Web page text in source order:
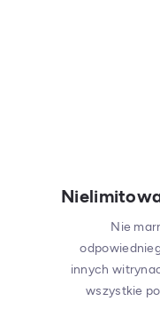
Nie
innych
wszystkie